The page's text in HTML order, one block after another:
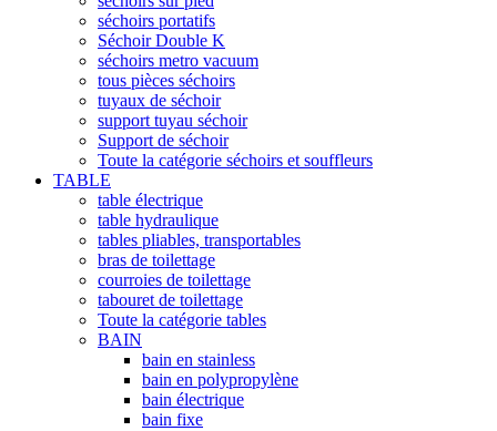
séchoirs portatifs
Séchoir Double K
séchoirs metro vacuum
tous pièces séchoirs
tuyaux de séchoir
support tuyau séchoir
Support de séchoir
Toute la catégorie séchoirs et souffleurs
TABLE
table électrique
table hydraulique
tables pliables, transportables
bras de toilettage
courroies de toilettage
tabouret de toilettage
Toute la catégorie tables
BAIN
bain en stainless
bain en polypropylène
bain électrique
bain fixe